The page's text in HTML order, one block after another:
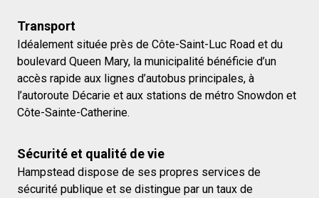
Transport
Idéalement située près de Côte-Saint-Luc Road et du
boulevard Queen Mary, la municipalité bénéficie d’un
accès rapide aux lignes d’autobus principales, à
l’autoroute Décarie et aux stations de métro Snowdon et
Côte-Sainte-Catherine.
Sécurité et qualité de vie
Hampstead dispose de ses propres services de
sécurité publique et se distingue par un taux de